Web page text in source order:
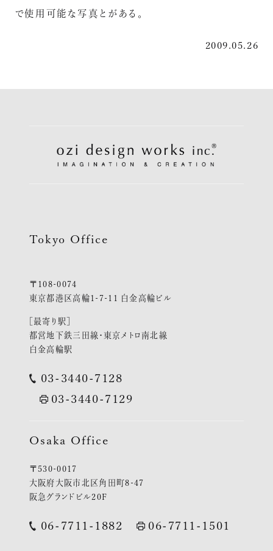
で使用可能な写真とがある。
2009.05.26
Tokyo Office
〒108-0074
東京都港区高輪1-7-11 白金高輪ビル
［最寄り駅］
都営地下鉄三田線・東京メトロ南北線
白金高輪駅
03-3440-7128
03-3440-7129
Osaka Office
〒530-0017
大阪府大阪市北区角田町8-47
阪急グランドビル20F
06-7711-1882 06-7711-1501